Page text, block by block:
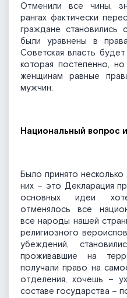
Отменили все чины,
рангах фактически
граждане становились
были уравнены в
Советская власть
которая постепенно,
женщинам равные
мужчин.
Национальный вопрос
Было принято
них – это Декларация
основных идеи
отменялось все
все народы нашей
религиозного
убеждений,
проживавшие на
получали право на
отделения, хочешь –
составе государства –